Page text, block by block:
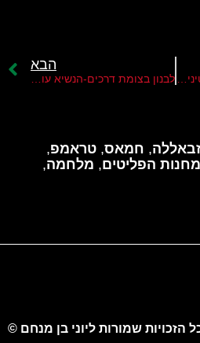
הבא
, חמאס, טראמפ,
מחנות הפליטים, מלחמה,
הזכויות שמורות ליוני בן מנחם ©